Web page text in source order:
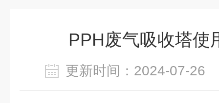
PPH废气吸收塔使
更新时间：2024-07-